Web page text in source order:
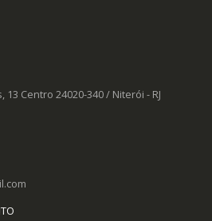
13 Centro 24020-340/ Niterói - RJ